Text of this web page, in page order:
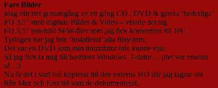
Fars Bilder
Idag blir det genomgång av ett gäng CD / DVD & gamla ’hederliga’
FD 3,5″ med digitala Bilder & Video – visade det sig.
FD 3,5″ innehöll SFW-filer som jag fick konvertera till JPG.
Tydligen har jag inte ’installerat’ alla filsystem.
Det var en DVD som min linuxdator inte kunde visa.
Så jag fick ta mig till hustruns Windows_7-dator… (det var enklast
så…)
Nu är det i vart fall kopierat till den externa HD där jag lagrar allt
från Mor och Fars tid som de dokumenterat.